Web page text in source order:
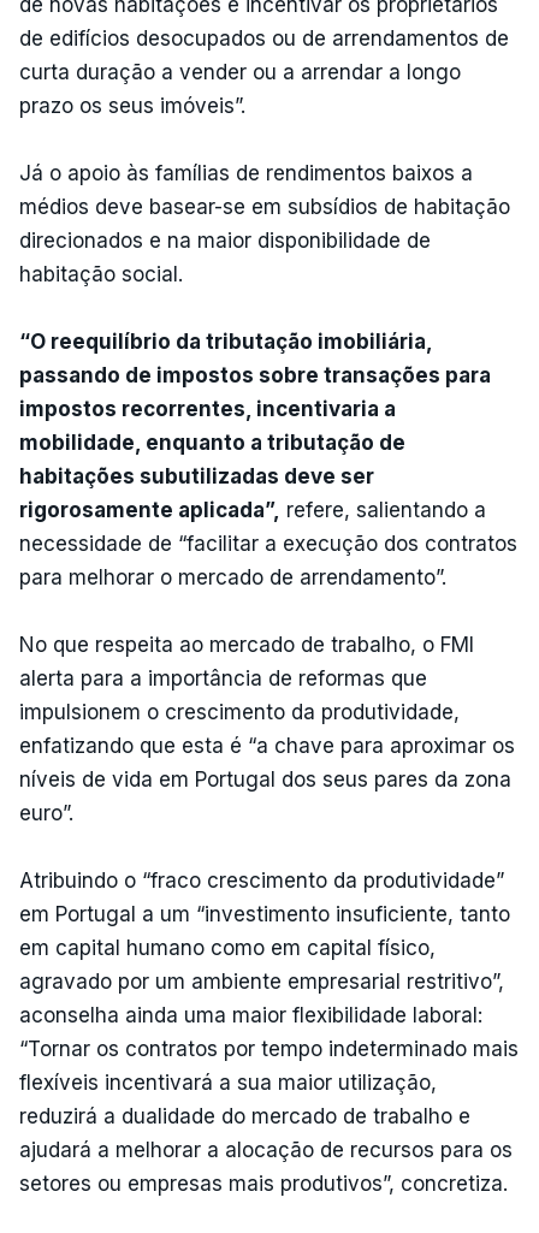
de edifícios desocupados ou de arrendamentos de
curta duração a vender ou a arrendar a longo
prazo os seus imóveis”.
Já o apoio às famílias de rendimentos baixos a
médios deve basear-se em subsídios de habitação
direcionados e na maior disponibilidade de
habitação social.
“O reequilíbrio da tributação imobiliária,
passando de impostos sobre transações para
impostos recorrentes, incentivaria a
mobilidade, enquanto a tributação de
habitações subutilizadas deve ser
rigorosamente aplicada”, refere, salientando a
necessidade de “facilitar a execução dos contratos
para melhorar o mercado de arrendamento”.
No que respeita ao mercado de trabalho, o FMI
alerta para a importância de reformas que
impulsionem o crescimento da produtividade,
enfatizando que esta é “a chave para aproximar os
níveis de vida em Portugal dos seus pares da zona
euro”.
Atribuindo o “fraco crescimento da produtividade”
em Portugal a um “investimento insuficiente, tanto
em capital humano como em capital físico,
agravado por um ambiente empresarial restritivo”,
aconselha ainda uma maior flexibilidade laboral:
“Tornar os contratos por tempo indeterminado mais
flexíveis incentivará a sua maior utilização,
reduzirá a dualidade do mercado de trabalho e
ajudará a melhorar a alocação de recursos para os
setores ou empresas mais produtivos”, concretiza.